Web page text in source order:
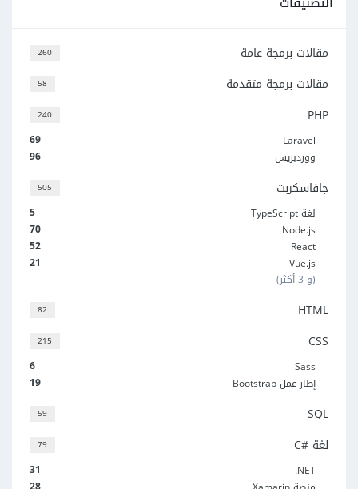
260 مقالات برمجة عامة
58 مقالات برمجة متقدمة
240 PHP
69
Laravel
96
ووردبريس
505 جافاسكربت
5
لغة TypeScript
70
Node.js
52
React
21
Vue.js
(و 3 أكثر)
82 HTML
215 CSS
6
Sass
19
إطار عمل Bootstrap
59 SQL
79 لغة C#‎
31
‎.NET